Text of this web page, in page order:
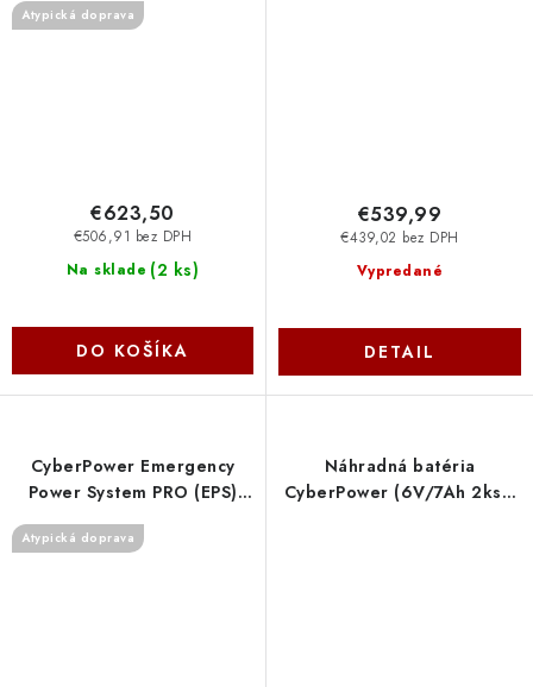
PR3000ERTXL2U
Atypická doprava
Na sklade (2 ks)
€506,91 bez DPH
€623,50
DO KOŠÍKA
Vypredané
€439,02 bez DPH
€539,99
DETAIL
CyberPower Emergency
Power System PRO (EPS)
CPS3500PRO Cyber Power
Atypická doprava
Náhradná batéria
CyberPower (6V/7Ah 2ks v